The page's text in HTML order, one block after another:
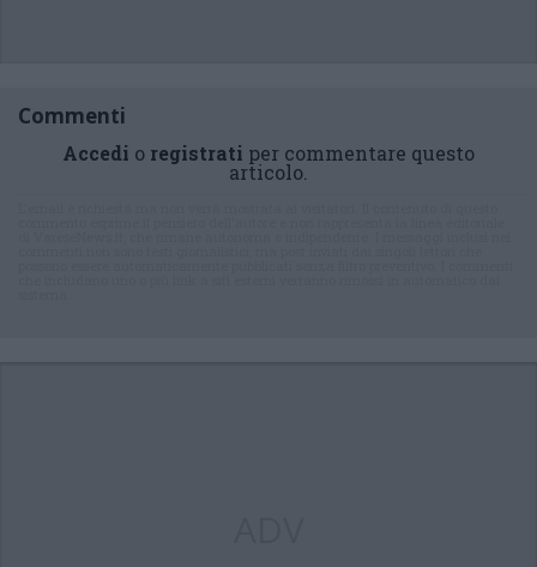
Commenti
Accedi o registrati per commentare questo
articolo.